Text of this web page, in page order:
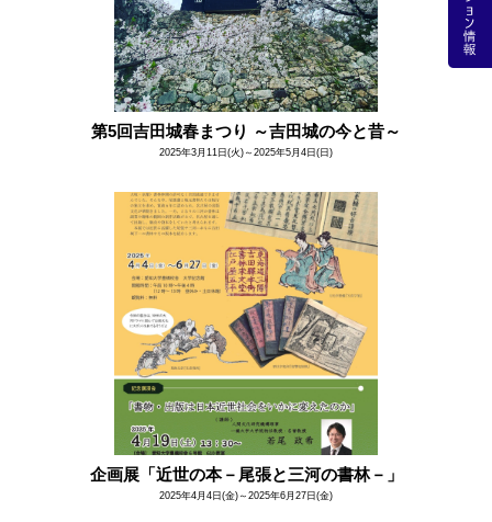
第5回吉田城春まつり ～吉田城の今と昔～
2025年3月11日(火)～2025年5月4日(日)
企画展「近世の本－尾張と三河の書林－」
2025年4月4日(金)～2025年6月27日(金)